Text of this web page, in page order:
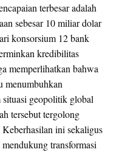
terbesar adalah
sebesar 10 miliar dolar
konsorsium 12 bank
kredibilitas
memperlihatkan bahwa
menumbuhkan
situasi geopolitik global
tersebut tergolong
ini sekaligus
transformasi